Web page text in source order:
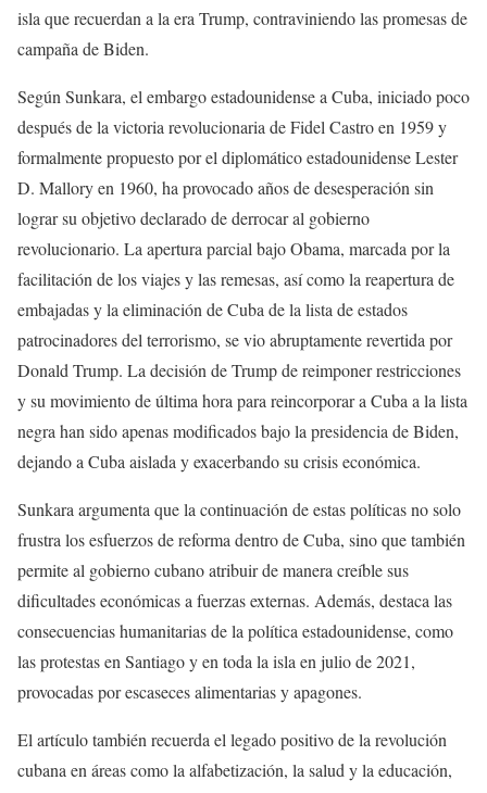
isla que recuerdan a la era Trump, contraviniendo las promesas de
campaña de Biden.
Según Sunkara, el embargo estadounidense a Cuba, iniciado poco
después de la victoria revolucionaria de Fidel Castro en 1959 y
formalmente propuesto por el diplomático estadounidense Lester
D. Mallory en 1960, ha provocado años de desesperación sin
lograr su objetivo declarado de derrocar al gobierno
revolucionario. La apertura parcial bajo Obama, marcada por la
facilitación de los viajes y las remesas, así como la reapertura de
embajadas y la eliminación de Cuba de la lista de estados
patrocinadores del terrorismo, se vio abruptamente revertida por
Donald Trump. La decisión de Trump de reimponer restricciones
y su movimiento de última hora para reincorporar a Cuba a la lista
negra han sido apenas modificados bajo la presidencia de Biden,
dejando a Cuba aislada y exacerbando su crisis económica.
Sunkara argumenta que la continuación de estas políticas no solo
frustra los esfuerzos de reforma dentro de Cuba, sino que también
permite al gobierno cubano atribuir de manera creíble sus
dificultades económicas a fuerzas externas. Además, destaca las
consecuencias humanitarias de la política estadounidense, como
las protestas en Santiago y en toda la isla en julio de 2021,
provocadas por escaseces alimentarias y apagones.
El artículo también recuerda el legado positivo de la revolución
cubana en áreas como la alfabetización, la salud y la educación,